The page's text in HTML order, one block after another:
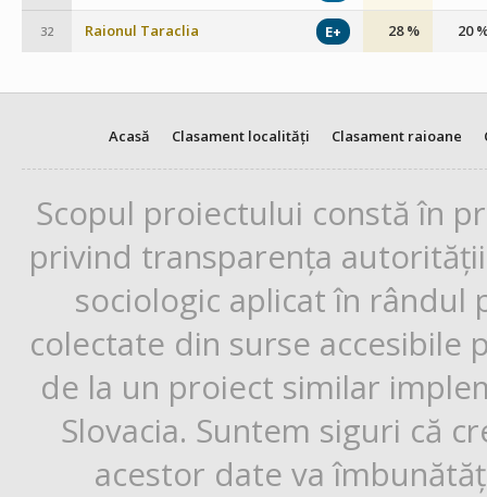
32 Raionul Taraclia E+ 28 % 20
Acasă Clasament localități Clasament raioane
Scopul proiectului constă în
privind transparența
sociologic aplicat în rândul
colectate din surse
de la un proiect similar
Slovacia. Suntem siguri că
acestor date va